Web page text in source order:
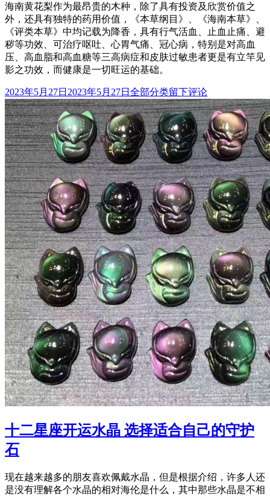
海南黄花梨作为最昂贵的木种，除了具有投资及欣赏价值之
外，还具有独特的药用价值，《本草纲目》、《海南本草》、
《评类本草》中均记载为降香，具有行气活血、止血止痛、避
秽等功效、可治疗呕吐、心胃气痛、冠心病，特别是对高血
压、高血脂和高血糖等三高病症和皮肤过敏患者更是有立竿见
影之功效，而健康是一切旺运的基础。
发
布
于
2023年5月27日 2023年5月27日 分
类
全部分类于
10
种
手
串
文
玩
的
寓
意
祈
福
留下评论
十二星座开运水晶 选择适合自己的守护
石
现在越来越多的朋友喜欢佩戴水晶，但是根据介绍，许多人还
是没有理解各个水晶的相对海伦是什么，其中那些水晶是不相